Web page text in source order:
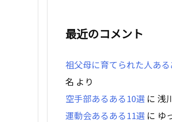
最近のコメント
祖父母に育てられた人あ
名 より
空手部あるある10選 に 浅
運動会あるある11選 に ゆ